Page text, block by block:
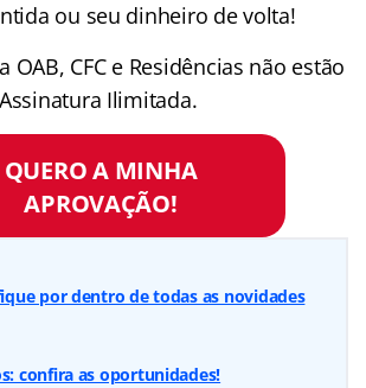
ou seu dinheiro de volta!
OAB, CFC e Residências não estão
Ilimitada.
QUERO A MINHA
APROVAÇÃO!
por dentro de todas as novidades
confira as oportunidades!